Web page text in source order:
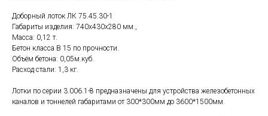
Доборный лоток ЛК 75.45.30-1
Габариты изделия: 740x430x280 мм.,
Масса: 0,12 т.
Бетон класса B 15 по прочности.
Объём бетона: 0,05м.куб.
Расход стали: 1,3 кг.
Лотки по серии 3.006.1-8 предназначены для устройства железобетонных
каналов и тоннелей габаритами от 300*300мм до 3600*1500мм.